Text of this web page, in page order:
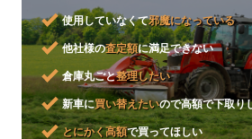
使用していなくて邪魔になっている
他社様の査定額に満足できない
倉庫丸ごと整理したい
新車に買い替えたいので高額で下取り
とにかく高額で買ってほしい